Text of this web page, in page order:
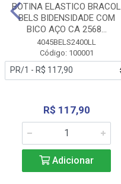
BOTINA ELASTICO BRACOL
BELS BIDENSIDADE COM
BICO AÇO CA 2568...
4045BELS2400LL
Código: 100001
R$ 117,90
Adicionar